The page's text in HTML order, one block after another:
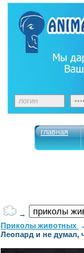
главная
→
Приколы животных
Леопард и не думал,